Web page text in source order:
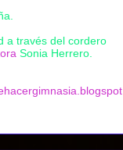
a través del cordero
Sonia Herrero.